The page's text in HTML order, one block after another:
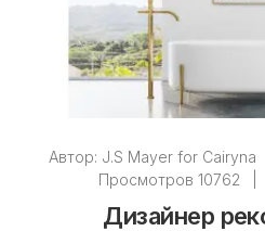
Автор: J.S Mayer for Cairyna
Просмотров 10762
Дизайнер